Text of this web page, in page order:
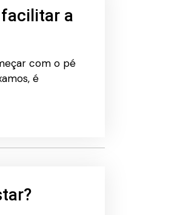
a
com o pé
é